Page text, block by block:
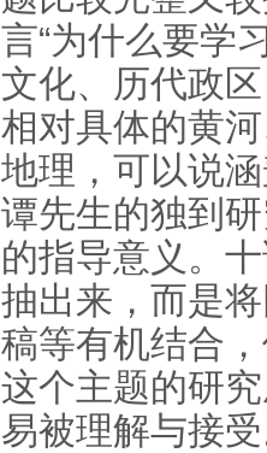
言“为什么要学
文化、历代政
相对具体的黄
地理，可以说
谭先生的独到
的指导意义。
抽出来，而是
稿等有机结合
这个主题的研
易被理解与接